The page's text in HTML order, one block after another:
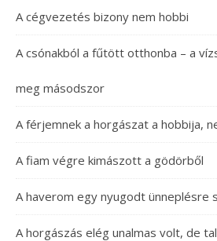
A cégvezetés bizony nem hobbi
A csónakból a fűtött otthonba – a
meg másodszor
A férjemnek a horgászat a hobbija,
A fiam végre kimászott a gödörből
A haverom egy nyugodt ünneplésre
A horgászás elég unalmas volt, de